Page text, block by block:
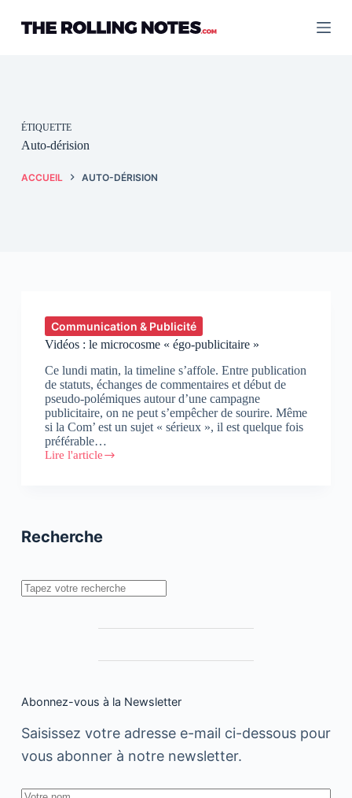
contenu
ÉTIQUETTE
Auto-dérision
ACCUEIL AUTO-DÉRISION
Communication & Publicité
Vidéos : le microcosme « égo-publicitaire »
Ce lundi matin, la timeline s’affole. Entre publication
de statuts, échanges de commentaires et début de
pseudo-polémiques autour d’une campagne
publicitaire, on ne peut s’empêcher de sourire. Même
si la Com’ est un sujet « sérieux », il est quelque fois
préférable…
Lire l'article
Vidéos
Recherche
Rechercher
Abonnez-vous à la Newsletter
Saisissez votre adresse e-mail ci-dessous pour
vous abonner à notre newsletter.